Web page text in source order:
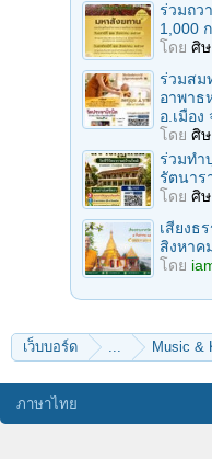
ร่วมถว
1,000
โดย ศิ
ร่วมสม
อาพาธ
อ.เมือง
โดย ศิ
ร่วมทำ
รัตนาร
โดย ศิ
เสียงธ
สิงหา
โดย
เว็บบอร์ด ... Music &
ภาษาไทย